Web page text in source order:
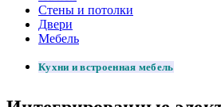
Стены и потолки
Двери
Мебель
Кухни и встроенная мебель